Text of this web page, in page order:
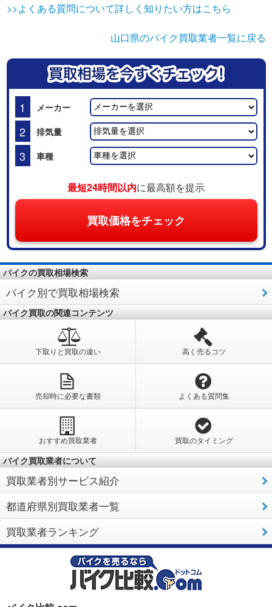
>>よくある質問について詳しく知りたい方はこちら
山口県のバイク買取業者一覧に戻る
1 メーカー
2 排気量
3 車種
最短24時間以内に最高額を提示
買取価格をチェック
バイクの買取相場検索
バイク別で買取相場検索
バイク買取の関連コンテンツ
下取りと買取の違い 高く売るコツ
売却時に必要な書類 よくある質問集
おすすめ買取業者 買取のタイミング
バイク買取業者について
買取業者別サービス紹介
都道府県別買取業者一覧
買取業者ランキング